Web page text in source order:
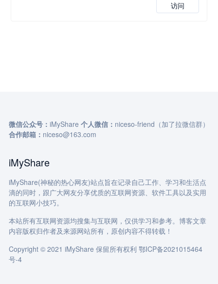
访问
微信公众号： iMyShare 个人微信： niceso-friend（加了拉微信群）
合作邮箱： niceso@163.com
iMyShare
iMyShare(神秘的热心网友)站点旨在记录自己工作、学习和生活点
滴的同时，跟广大网友分享优质的互联网资源、软件工具以及实用
的互联网小技巧。
本站所有互联网资源均搜集与互联网，仅供学习和参考。博客文章
内容版权归作者及来源网站所有，原创内容不得转载！
Copyright © 2021 iMyShare 保留所有权利 鄂ICP备2021015464
号-4